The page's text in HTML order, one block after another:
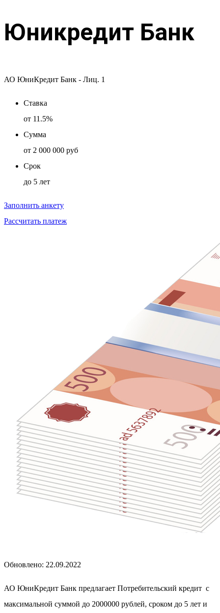
Юникредит Банк
АО ЮниКредит Банк - Лиц. 1
Ставка
от 11.5%
Сумма
от 2 000 000 руб
Срок
до 5 лет
Заполнить анкету
Рассчитать платеж
Обновлено: 22.09.2022
АО ЮниКредит Банк предлагает Потребительский кредит с
максимальной суммой до 2000000 рублей, сроком до 5 лет и